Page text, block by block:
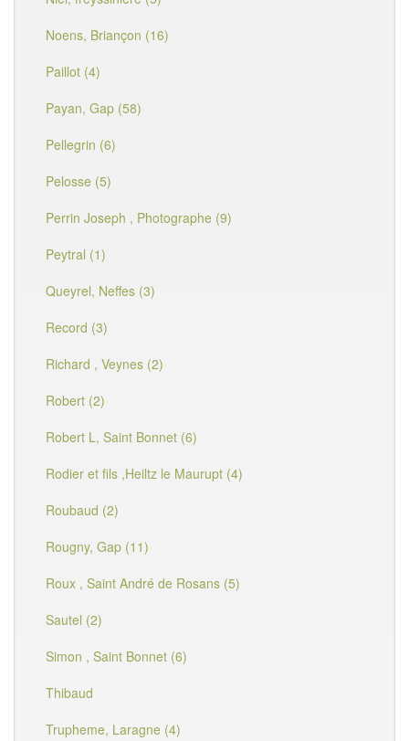
Noens, Briançon (16)
Paillot (4)
Payan, Gap (58)
Pellegrin (6)
Pelosse (5)
Perrin Joseph , Photographe (9)
Peytral (1)
Queyrel, Neffes (3)
Record (3)
Richard , Veynes (2)
Robert (2)
Robert L, Saint Bonnet (6)
Rodier et fils ,Heiltz le Maurupt (4)
Roubaud (2)
Rougny, Gap (11)
Roux , Saint André de Rosans (5)
Sautel (2)
Simon , Saint Bonnet (6)
Thibaud
Trupheme, Laragne (4)